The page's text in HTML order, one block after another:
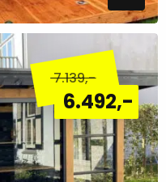
7.139,-
6.492,-